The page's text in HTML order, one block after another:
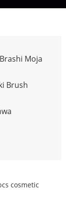
Brashi Moja
Brush